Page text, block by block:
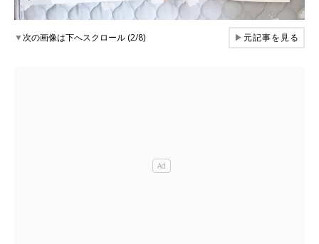
▼次の画像は下へスクロール (2/8) ▶元記事を見る